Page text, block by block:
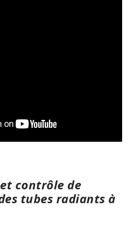
contrôle de
tubes radiants à